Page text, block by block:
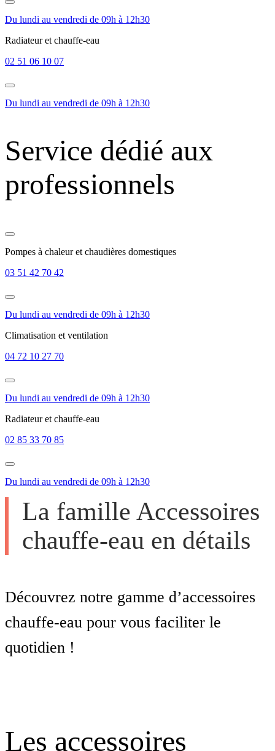
Du lundi au vendredi de 09h à 12h30
Radiateur et chauffe-eau
02 51 06 10 07
Du lundi au vendredi de 09h à 12h30
Service dédié aux
professionnels
Pompes à chaleur et chaudières domestiques
03 51 42 70 42
Du lundi au vendredi de 09h à 12h30
Climatisation et ventilation
04 72 10 27 70
Du lundi au vendredi de 09h à 12h30
Radiateur et chauffe-eau
02 85 33 70 85
Du lundi au vendredi de 09h à 12h30
La famille Accessoires
chauffe-eau en détails
Découvrez notre gamme d’accessoires
chauffe-eau pour vous faciliter le
quotidien !
Les accessoires